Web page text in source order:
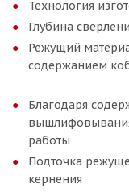
Технология
Глубина
Режущий
содержанием
Благодаря
работы
Подточка
кернения